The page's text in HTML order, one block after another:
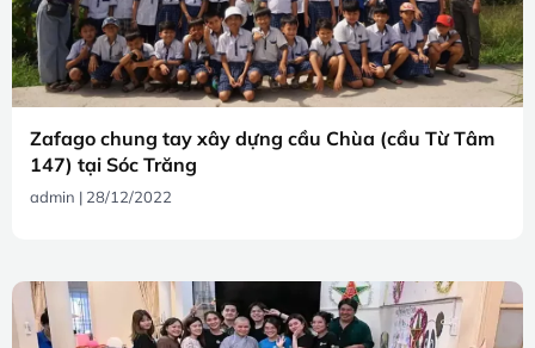
Zafago chung tay xây dựng cầu Chùa (cầu Từ Tâm
147) tại Sóc Trăng
admin 28/12/2022